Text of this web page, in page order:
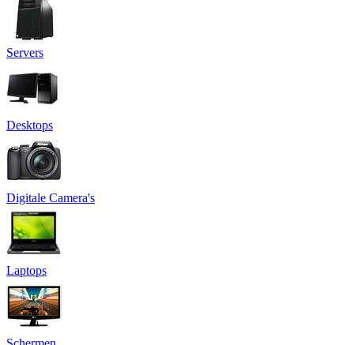
Servers
Desktops
Digitale Camera's
Laptops